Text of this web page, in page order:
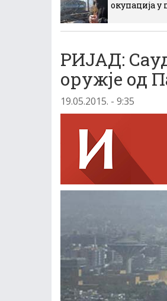
окупација у
РИЈАД:
оружје од
19.05.2015. - 9:35